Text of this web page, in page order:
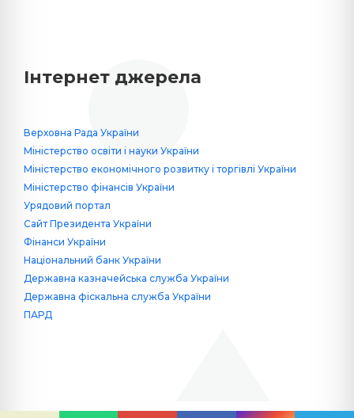
Інтернет джерела
Верховна Рада України
Міністерство освіти і науки України
Міністерство економічного розвитку і торгівлі України
Міністерство фінансів України
Урядовий портал
Сайт Президента України
Фінанси України
Національний банк України
Державна казначейська служба України
Державна фіскальна служба України
ПАРД